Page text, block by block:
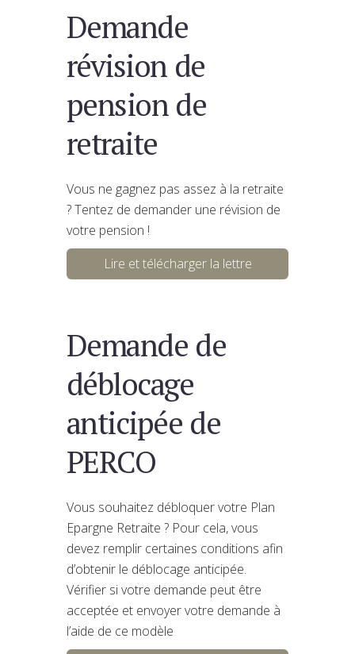
Demande
révision de
pension de
retraite
Vous ne gagnez pas assez à la retraite
? Tentez de demander une révision de
votre pension !
Lire et télécharger la lettre
Demande de
déblocage
anticipée de
PERCO
Vous souhaitez débloquer votre Plan
Epargne Retraite ? Pour cela, vous
devez remplir certaines conditions afin
d’obtenir le déblocage anticipée.
Vérifier si votre demande peut être
acceptée et envoyer votre demande à
l’aide de ce modèle